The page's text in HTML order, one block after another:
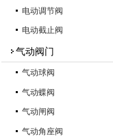
电动调节阀
电动截止阀
气动阀门
气动球阀
气动蝶阀
气动闸阀
气动角座阀